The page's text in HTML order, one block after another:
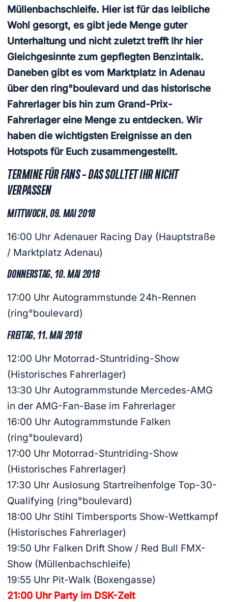
Müllenbachschleife. Hier ist für das leibliche
Wohl gesorgt, es gibt jede Menge guter
Unterhaltung und nicht zuletzt trefft Ihr hier
Gleichgesinnte zum gepflegten Benzintalk.
Daneben gibt es vom Marktplatz in Adenau
über den ring°boulevard und das historische
Fahrerlager bis hin zum Grand-Prix-
Fahrerlager eine Menge zu entdecken. Wir
haben die wichtigsten Ereignisse an den
Hotspots für Euch zusammengestellt.
TERMINE FÜR FANS – DAS SOLLTET IHR NICHT
VERPASSEN
MITTWOCH, 09. MAI 2018
16:00 Uhr Adenauer Racing Day (Hauptstraße
/ Marktplatz Adenau)
DONNERSTAG, 10. MAI 2018
17:00 Uhr Autogrammstunde 24h-Rennen
(ring°boulevard)
FREITAG, 11. MAI 2018
12:00 Uhr Motorrad-Stuntriding-Show
(Historisches Fahrerlager)
13:30 Uhr Autogrammstunde Mercedes-AMG
in der AMG-Fan-Base im Fahrerlager
16:00 Uhr Autogrammstunde Falken
(ring°boulevard)
17:00 Uhr Motorrad-Stuntriding-Show
(Historisches Fahrerlager)
17:30 Uhr Auslosung Startreihenfolge Top-30-
Qualifying (ring°boulevard)
18:00 Uhr Stihl Timbersports Show-Wettkampf
(Historisches Fahrerlager)
19:50 Uhr Falken Drift Show / Red Bull FMX-
Show (Müllenbachschleife)
19:55 Uhr Pit-Walk (Boxengasse)
21:00 Uhr Party im DSK-Zelt